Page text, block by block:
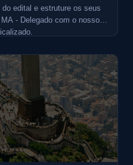
edital e estruture os seus
- Delegado com o nosso